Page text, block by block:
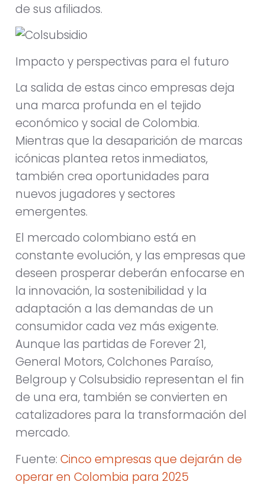
de sus afiliados.
Impacto y perspectivas para el futuro
La salida de estas cinco empresas deja
una marca profunda en el tejido
económico y social de Colombia.
Mientras que la desaparición de marcas
icónicas plantea retos inmediatos,
también crea oportunidades para
nuevos jugadores y sectores
emergentes.
El mercado colombiano está en
constante evolución, y las empresas que
deseen prosperar deberán enfocarse en
la innovación, la sostenibilidad y la
adaptación a las demandas de un
consumidor cada vez más exigente.
Aunque las partidas de Forever 21,
General Motors, Colchones Paraíso,
Belgroup y Colsubsidio representan el fin
de una era, también se convierten en
catalizadores para la transformación del
mercado.
Fuente: Cinco empresas que dejarán de
operar en Colombia para 2025